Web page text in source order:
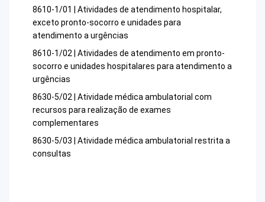
8610-1/01 | Atividades de atendimento hospitalar,
exceto pronto-socorro e unidades para
atendimento a urgências
8610-1/02 | Atividades de atendimento em pronto-
socorro e unidades hospitalares para atendimento a
urgências
8630-5/02 | Atividade médica ambulatorial com
recursos para realização de exames
complementares
8630-5/03 | Atividade médica ambulatorial restrita a
consultas